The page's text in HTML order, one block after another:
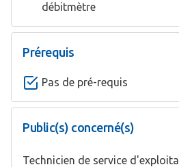
débitmètre
Prérequis
Pas de pré-requis
Public(s) concerné(s)
Technicien de service